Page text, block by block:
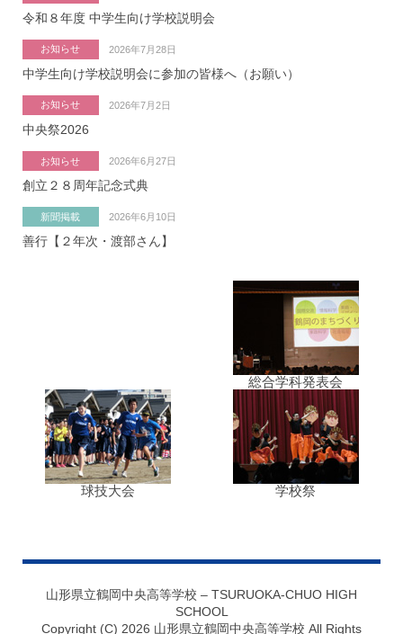
令和８年度 中学生向け学校説明会
お知らせ 2026年7月28日
中学生向け学校説明会に参加の皆様へ（お願い）
お知らせ 2026年7月2日
中央祭2026
お知らせ 2026年6月27日
創立２８周年記念式典
新聞掲載 2026年6月10日
善行【２年次・渡部さん】
総合学科発表会
球技大会 学校祭
山形県立鶴岡中央高等学校 – TSURUOKA-CHUO HIGH
SCHOOL
Copyright (C) 2026 山形県立鶴岡中央高等学校 All Rights